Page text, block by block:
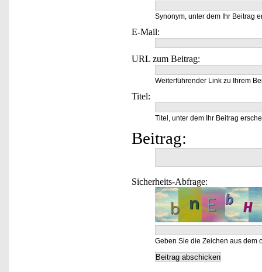
Synonym, unter dem Ihr Beitrag
E-Mail:
URL zum Beitrag:
Weiterführender Link zu Ihrem
Titel:
Titel, unter dem Ihr Beitrag
Beitrag:
Sicherheits-Abfrage:
Geben Sie die Zeichen aus dem